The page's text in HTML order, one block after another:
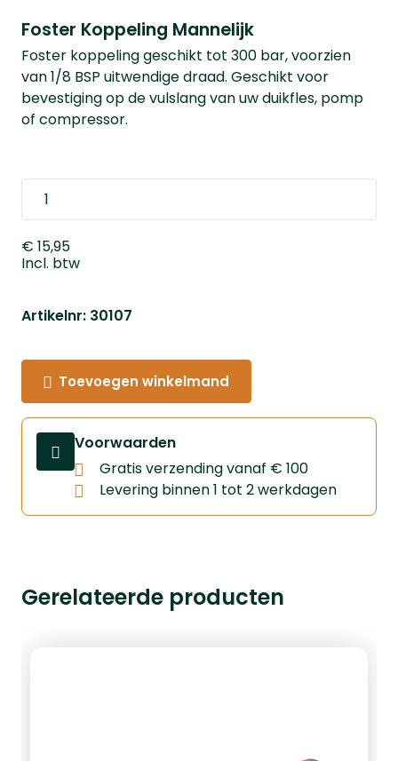
Foster Koppeling Mannelijk
Foster koppeling geschikt tot 300 bar, voorzien
van 1/8 BSP uitwendige draad. Geschikt voor
bevestiging op de vulslang van uw duikfles, pomp
of compressor.
€ 15,95
Incl. btw
Artikelnr: 30107
Toevoegen winkelmand
Voorwaarden
Gratis verzending vanaf € 100
Levering binnen 1 tot 2 werkdagen
Gerelateerde producten